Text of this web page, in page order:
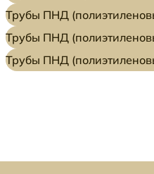
Трубы ПНД
Трубы ПНД
Трубы ПНД